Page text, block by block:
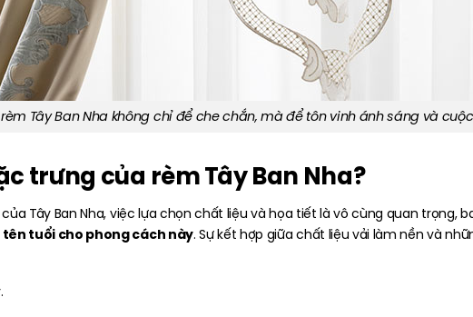
Tây Ban Nha không chỉ để che chắn, mà để tôn vinh ánh sáng và
trưng của rèm Tây Ban Nha?
Tây Ban Nha, việc lựa chọn chất liệu và họa tiết là vô cùng quan trọng,
tuổi cho phong cách này. Sự kết hợp giữa chất liệu vải làm nền và